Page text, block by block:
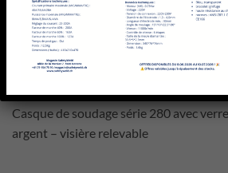
DESCRIPTION
Casque de soudage série 280 avec
argent – visière relevable